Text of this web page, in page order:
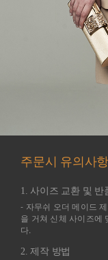
주문시 유의사항
1. 사이즈 교환 및 반
- 자무쉬 오더 메이드
을 거쳐 신체 사이즈에
다.
2. 제작 방법